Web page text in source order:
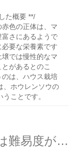
た概要 **/
色の正体は、マ
さにあるようで
要な栄養素です
では慢性的なマ
があるとのこ
は、ハウス栽培
、ホウレンソウの
ことです。
泥炭土の地域のハウス栽培は難易度が高い